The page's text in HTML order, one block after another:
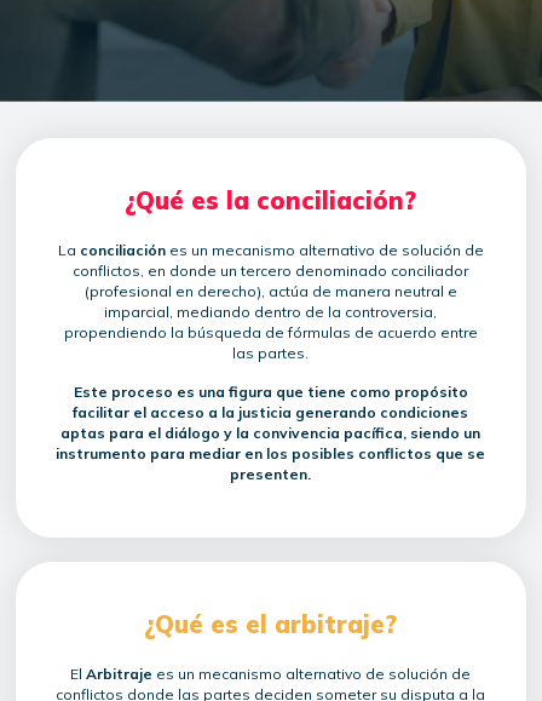
¿Qué es la conciliación?
La conciliaciónes un mecanismo alternativo de solución de
conflictos, en donde un tercero denominado conciliador
(profesional en derecho), actúa de manera neutral e
imparcial, mediando dentro de la controversia,
propendiendo la búsqueda de fórmulas de acuerdo entre
las partes.
Este proceso es una figura que tiene como propósito
facilitar el acceso a la justicia generando condiciones
aptas para el diálogo y la convivencia pacífica, siendo un
instrumento para mediar en los posibles conflictos que se
presenten.
¿Qué es el arbitraje?
ElArbitraje es un mecanismo alternativo de solución de
conflictos donde las partes deciden someter su disputa a la